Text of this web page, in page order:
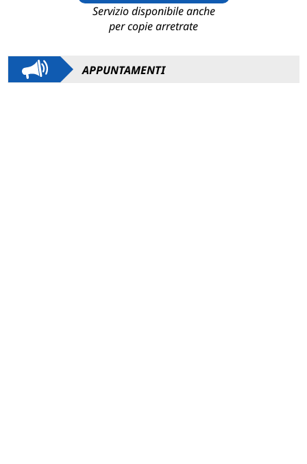
Servizio disponibile anche
per copie arretrate
APPUNTAMENTI